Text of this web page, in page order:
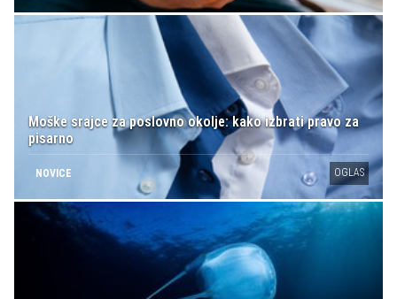
Moške srajce za poslovno okolje: kako izbrati pravo za
pisarno
NOVICE OGLAS